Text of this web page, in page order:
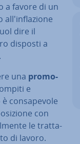
a favore di un
al­l'in­fla­zio­ne
dire il
disposti a
una pro­mo­
e
con­sa­pe­vo­le
con
le trat­ta­
di lavoro.